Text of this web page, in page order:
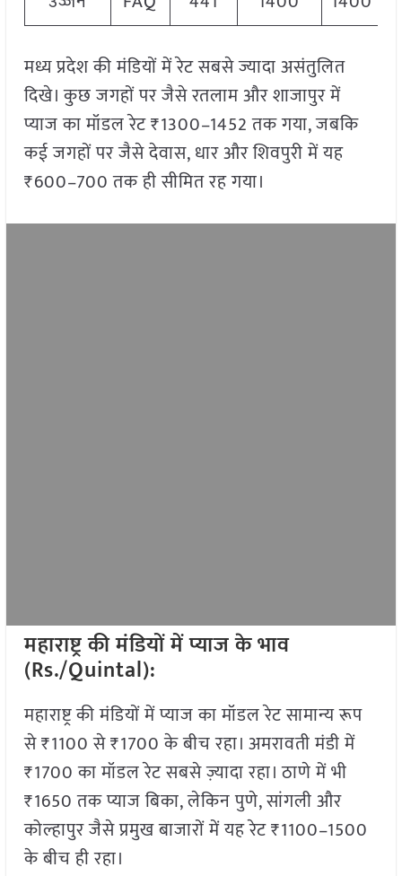
मध्य प्रदेश की मंडियों में रेट सबसे ज्यादा असंतुलित
दिखे। कुछ जगहों पर जैसे रतलाम और शाजापुर में
प्याज का मॉडल रेट ₹1300–1452 तक गया, जबकि
कई जगहों पर जैसे देवास, धार और शिवपुरी में यह
₹600–700 तक ही सीमित रह गया।
महाराष्ट्र की मंडियों में प्याज के भाव
(Rs./Quintal):
महाराष्ट्र की मंडियों में प्याज का मॉडल रेट सामान्य रूप
से ₹1100 से ₹1700 के बीच रहा। अमरावती मंडी में
₹1700 का मॉडल रेट सबसे ज़्यादा रहा। ठाणे में भी
₹1650 तक प्याज बिका, लेकिन पुणे, सांगली और
कोल्हापुर जैसे प्रमुख बाजारों में यह रेट ₹1100–1500
के बीच ही रहा।